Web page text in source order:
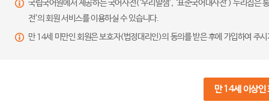
국립국어원에서 제공하는 국어사전(‘우리말샘’, ‘표준국어대사전’) 누리집
전’의 회원 서비스를 이용하실 수 있습니다.
만 14세 미만인 회원은 보호자(법정대리인)의 동의를 받은 후에 가입하여 주
만 14세 이상인